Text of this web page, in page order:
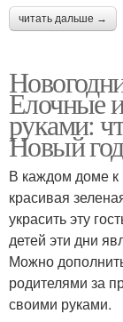
читать дальше →
Елочные
руками:
Новый год
В каждом доме к
красивая
украсить эту
детей эти дни
Можно
родителями за
своими руками.